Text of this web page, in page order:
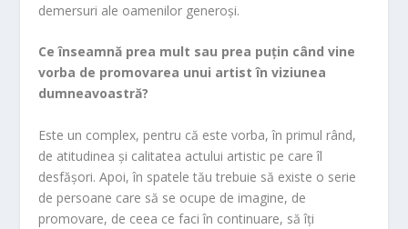
demersuri ale oamenilor generoși.
Ce înseamnă prea mult sau prea puțin când vine
vorba de promovarea unui artist în viziunea
dumneavoastră?
Este un complex, pentru că este vorba, în primul rând,
de atitudinea și calitatea actului artistic pe care îl
desfășori. Apoi, în spatele tău trebuie să existe o serie
de persoane care să se ocupe de imagine, de
promovare, de ceea ce faci în continuare, să îți